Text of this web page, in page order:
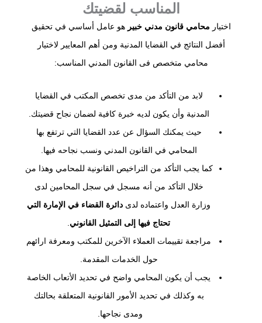
المناسب لقضيتك
اختيار محامي قانون مدني خبير هو عامل أساسي في تحقيق
أفضل النتائج في القضايا المدنية ومن أهم المعايير لاختيار
محامي متخصص فى القانون المدني المناسب:
لابد من التأكد من مدى تخصص المكتب في القضايا
المدنية وأن يكون لديه خبرة كافية لضمان نجاح قضيتك.
حيث يمكنك السؤال عن عدد القضايا التي ترتفع بها
المحامي في القانون المدني ونسب نجاحه فيها.
كما يجب التأكد من التراخيص القانونية للمحامي وهذا من
خلال التأكد من أنه مسجل في سجل المحامين لدى
وزارة العدل واعتماده لدى دائرة القضاء في الإمارة التي
تحتاج فيها إلى التمثيل القانوني
مراجعة تقييمات العملاء الآخرين للمكتب ومعرفة ارائهم
حول الخدمات المقدمة.
يجب أن يكون المحامي واضح في تحديد الأتعاب الخاصة
به وكذلك في تحديد الأمور القانونية المتعلقة بحالتك
ومدى نجاحها.